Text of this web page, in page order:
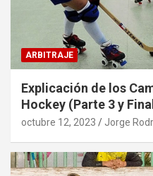
ARBITRAJE
Explicación de los
Hockey (Parte 3 y
octubre 12, 2023 Jorge